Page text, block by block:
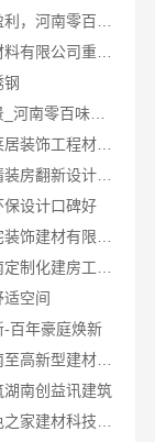
武安焕新至臻，邯郸至臻全宅新材料有限公司重塑家居美学
社区轻投入零食硬折扣适配全场景_河南零百味供应链有限公司
江阴房屋翻新价格多少？无锡亿莱居装饰工程材料有限公司解答
同城快装（湖北）科技有限公司精装房翻新设计零增项
设计口碑好
空间
-百年豪庭焕新
官渡全包装修公司全包价格？云南至高新型建材有限公司
南创益讯建筑